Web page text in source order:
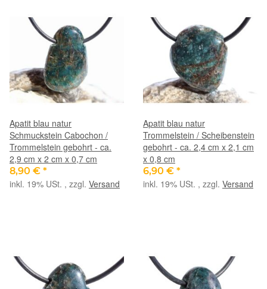
Apatit blau natur
Schmuckstein Cabochon /
Trommelstein gebohrt - ca.
2,9 cm x 2 cm x 0,7 cm
8,90 € *
inkl. 19% USt. , zzgl. Versand
Apatit blau natur
Trommelstein / Scheibenstein
gebohrt - ca. 2,4 cm x 2,1 cm
x 0,8 cm
6,90 € *
inkl. 19% USt. , zzgl. Versand